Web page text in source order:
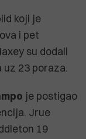
koji je
i pet
su dodali
uz 23 poraza.
je postigao
Jrue
19